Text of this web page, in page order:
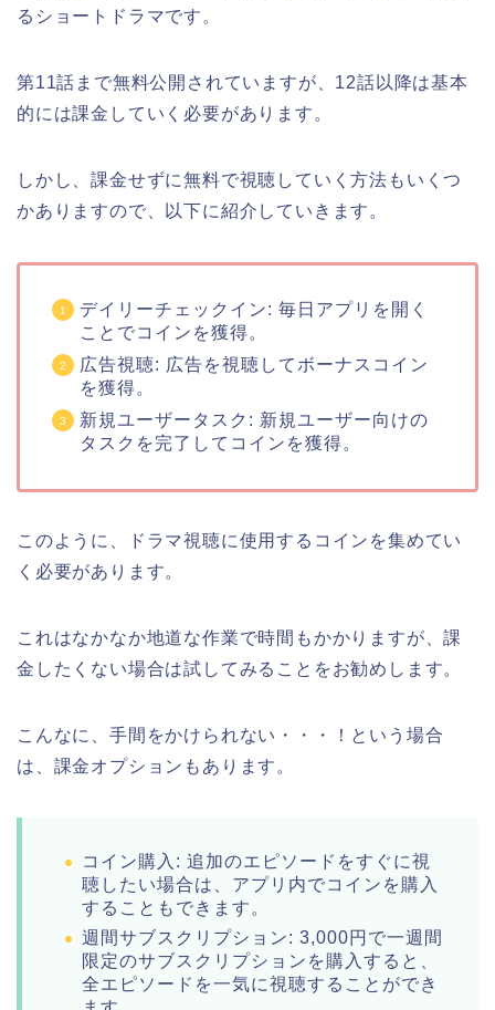
るショートドラマです。
第11話まで無料公開されていますが、12話以降は基本
的には課金していく必要があります。
しかし、課金せずに無料で視聴していく方法もいくつ
かありますので、以下に紹介していきます。
デイリーチェックイン: 毎日アプリを開く
ことでコインを獲得。
広告視聴: 広告を視聴してボーナスコイン
を獲得。
新規ユーザータスク: 新規ユーザー向けの
タスクを完了してコインを獲得。
このように、ドラマ視聴に使用するコインを集めてい
く必要があります。
これはなかなか地道な作業で時間もかかりますが、課
金したくない場合は試してみることをお勧めします。
こんなに、手間をかけられない・・・！という場合
は、課金オプションもあります。
コイン購入: 追加のエピソードをすぐに視
聴したい場合は、アプリ内でコインを購入
することもできます。
週間サブスクリプション: 3,000円で一週間
限定のサブスクリプションを購入すると、
全エピソードを一気に視聴することができ